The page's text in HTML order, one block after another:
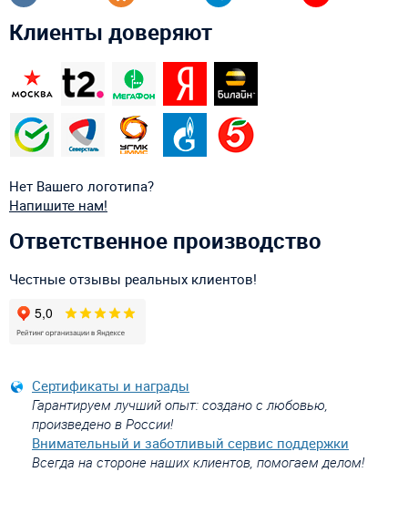
Клиенты доверяют
Нет Вашего логотипа?
Напишите нам!
Ответственное производство
Честные отзывы реальных клиентов!
Сертификаты и награды
Гарантируем лучший опыт: создано с любовью,
произведено в России!
Внимательный и заботливый сервис поддержки
Всегда на стороне наших клиентов, помогаем делом!